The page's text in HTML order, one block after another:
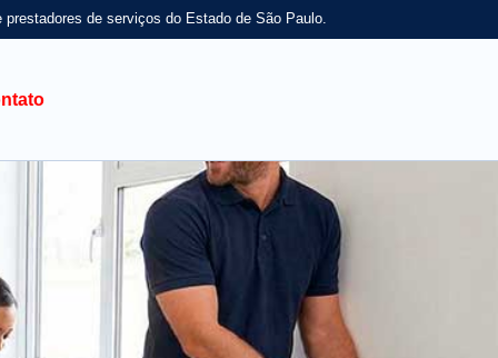
prestadores de serviços do Estado de São Paulo.